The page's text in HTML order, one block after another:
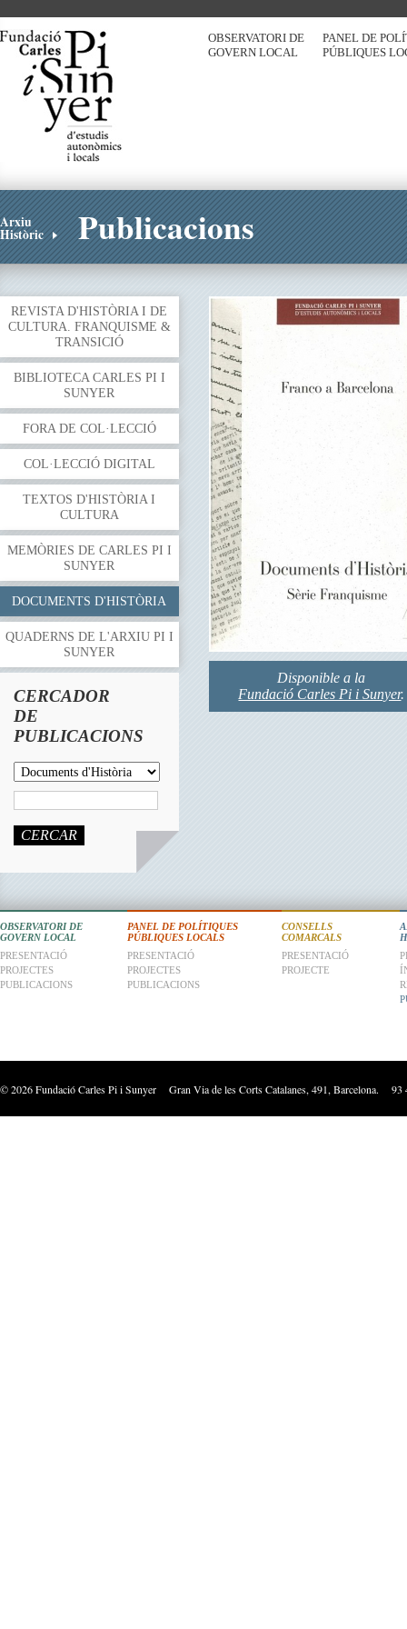
PANEL DE
PÚBLIQUES
OBSERVATORI DE
GOVERN LOCAL
Arxiu
Històric Publicacions
REVISTA D'HISTÒRIA I DE
CULTURA. FRANQUISME &
TRANSICIÓ
BIBLIOTECA CARLES PI I
SUNYER
FORA DE COL·LECCIÓ
COL·LECCIÓ DIGITAL
TEXTOS D'HISTÒRIA I
CULTURA
MEMÒRIES DE CARLES PI I
SUNYER
DOCUMENTS D'HISTÒRIA
QUADERNS DE L'ARXIU PI I
SUNYER
CERCADOR
DE
PUBLICACIONS
CERCAR
Disponible a la
Fundació Carles Pi i Sunyer.
CONSELLS
COMARCALS
PRESENTACIÓ
PROJECTE
PANEL DE POLÍTIQUES
PÚBLIQUES LOCALS
PRESENTACIÓ
PROJECTES
PUBLICACIONS
OBSERVATORI DE
GOVERN LOCAL
PRESENTACIÓ
PROJECTES
PUBLICACIONS
©2026Fundació Carles Pi i Sunyer Gran Via de les Corts Catalanes, 491, Barcelona.